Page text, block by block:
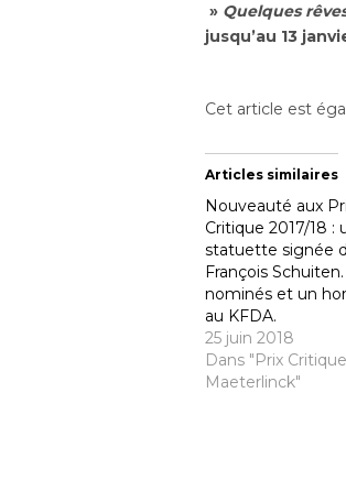
» Quelques
jusqu’au 13
Cet article est
Articles similaires
Nouveauté aux
Critique 2017/18 :
statuette signée
François
nominés et un
au KFDA.
25 juin 2018
Dans "Prix Critique
Maeterlinck"